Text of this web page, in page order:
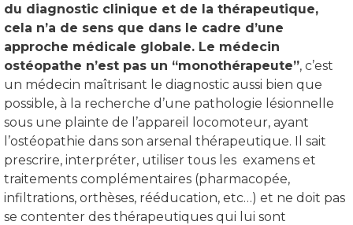
du diagnostic clinique et de la thérapeutique,
cela n’a de sens que dans le cadre d’une
approche médicale globale. Le médecin
ostéopathe n’est pas un “monothérapeute”, c’est
un médecin maîtrisant le diagnostic aussi bien que
possible, à la recherche d’une pathologie lésionnelle
sous une plainte de l’appareil locomoteur, ayant
l’ostéopathie dans son arsenal thérapeutique. Il sait
prescrire, interpréter, utiliser tous les examens et
traitements complémentaires (pharmacopée,
infiltrations, orthèses, rééducation, etc…) et ne doit pas
se contenter des thérapeutiques qui lui sont